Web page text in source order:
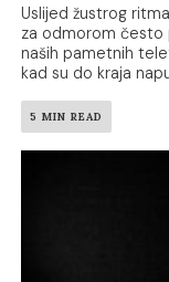
Uslijed žustrog
za odmorom često
naših pametnih
kad su do kraja
5 MIN READ